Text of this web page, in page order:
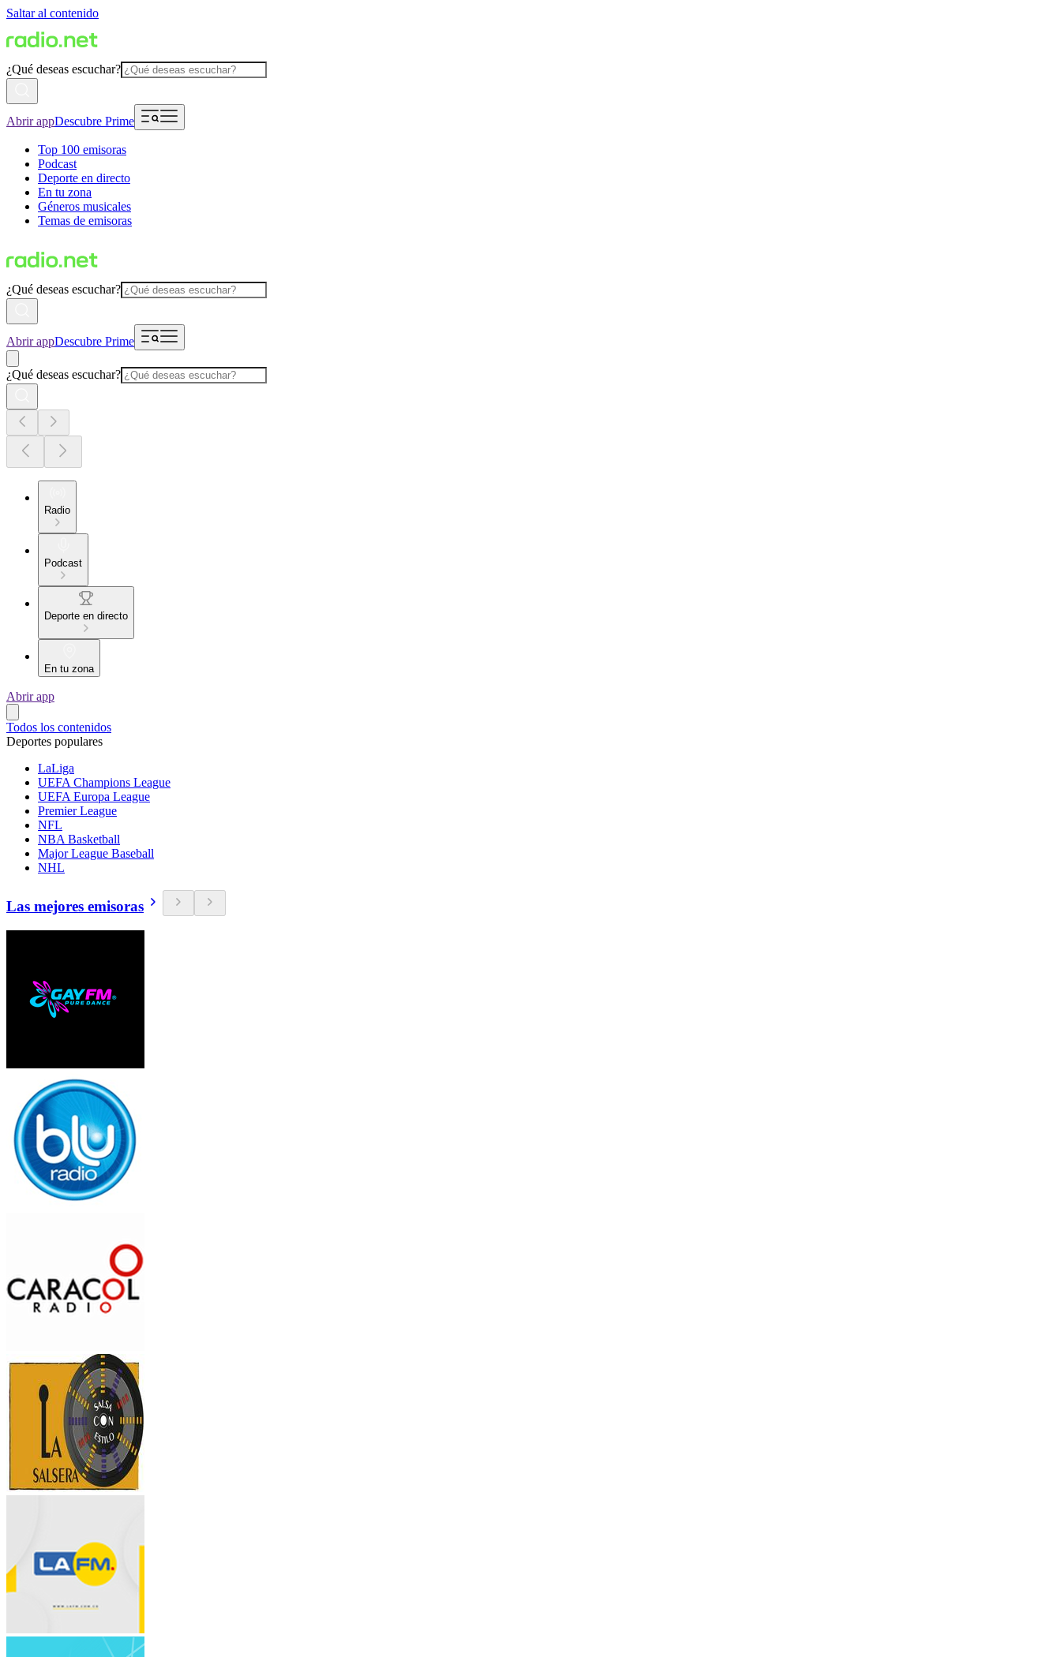
Saltar al contenido
¿Qué deseas escuchar?
Abrir appDescubre Prime
Top 100 emisoras
Podcast
Deporte en directo
En tu zona
Géneros musicales
Temas de emisoras
¿Qué deseas escuchar?
Abrir appDescubre Prime
¿Qué deseas escuchar?
Radio
Podcast
Deporte en directo
En tu zona
Abrir app
Todos los contenidos
Deportes populares
LaLiga
UEFA Champions League
UEFA Europa League
Premier League
NFL
NBA Basketball
Major League Baseball
NHL
Las mejores emisoras